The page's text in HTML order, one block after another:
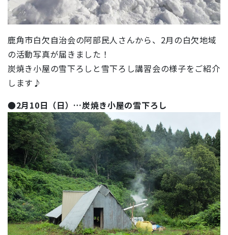
鹿角市白欠自治会の阿部民人さんから、2月の白欠地域
の活動写真が届きました！
炭焼き小屋の雪下ろしと雪下ろし講習会の様子をご紹介
します♪
●2月10日（日）…炭焼き小屋の雪下ろし